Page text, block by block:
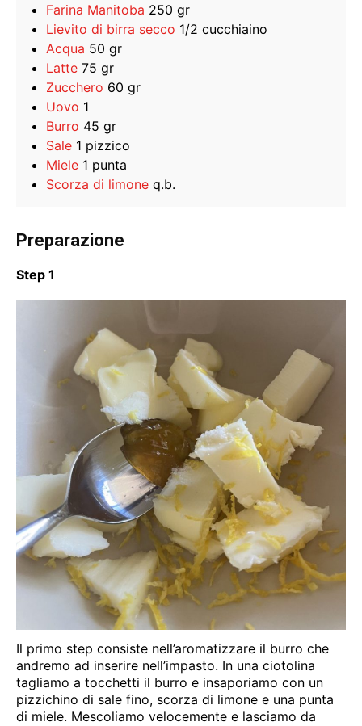
Farina Manitoba 250 gr
Lievito di birra secco 1/2 cucchiaino
Acqua 50 gr
Latte 75 gr
Zucchero 60 gr
Uovo 1
Burro 45 gr
Sale 1 pizzico
Miele 1 punta
Scorza di limone q.b.
Preparazione
Step 1
Il primo step consiste nell’aromatizzare il burro che
andremo ad inserire nell’impasto. In una ciotolina
tagliamo a tocchetti il burro e insaporiamo con un
pizzichino di sale fino, scorza di limone e una punta
di miele. Mescoliamo velocemente e lasciamo da